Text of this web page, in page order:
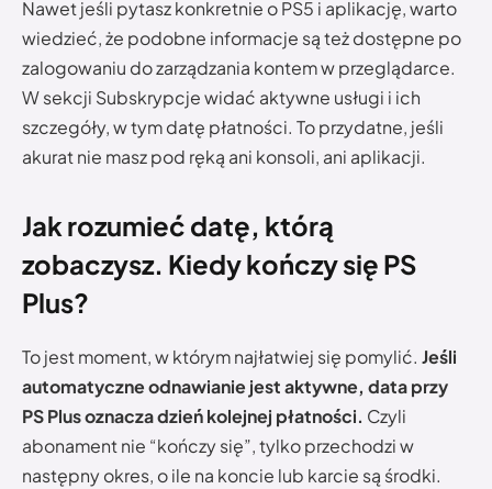
Nawet jeśli pytasz konkretnie o PS5 i aplikację, warto
wiedzieć, że podobne informacje są też dostępne po
zalogowaniu do zarządzania kontem w przeglądarce.
W sekcji Subskrypcje widać aktywne usługi i ich
szczegóły, w tym datę płatności. To przydatne, jeśli
akurat nie masz pod ręką ani konsoli, ani aplikacji.
Jak rozumieć datę, którą
zobaczysz. Kiedy kończy się PS
Plus?
To jest moment, w którym najłatwiej się pomylić. Jeśli
automatyczne odnawianie jest aktywne, data przy
PS Plus oznacza dzień kolejnej płatności. Czyli
abonament nie “kończy się”, tylko przechodzi w
następny okres, o ile na koncie lub karcie są środki.